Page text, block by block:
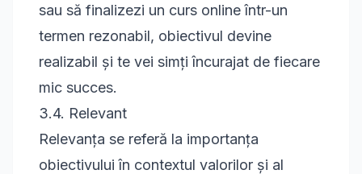
sau să finalizezi un curs online într-un
termen rezonabil, obiectivul devine
realizabil și te vei simți încurajat de fiecare
mic succes.
3.4. Relevant
Relevanța se referă la importanța
obiectivului în contextul valorilor și al